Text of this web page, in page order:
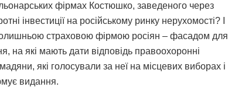
фірмах Костюшко, заведеного через
інвестиції на російському ринку нерухомості? І
колишньою страховою фірмою росіян – фасадом для
на які мають дати відповідь правоохоронні
які голосували за неї на місцевих виборах і
видання.